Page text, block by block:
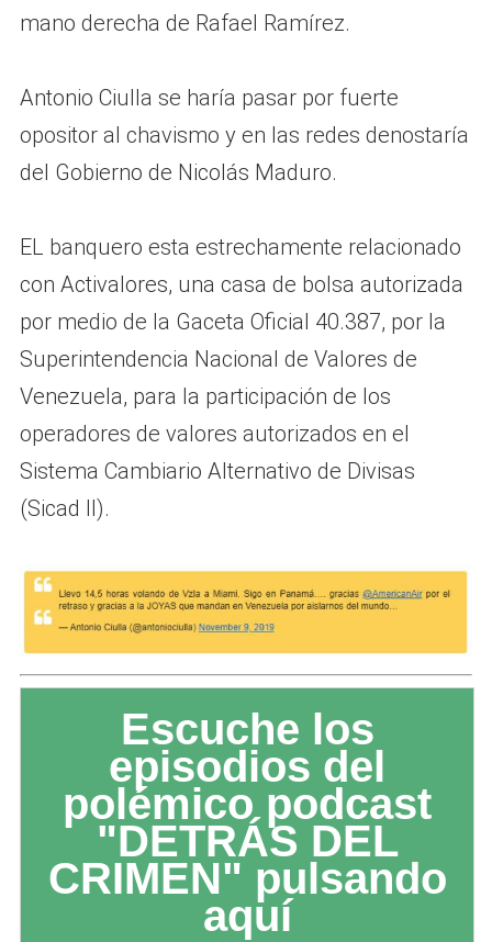
mano derecha de Rafael Ramírez.
Antonio Ciulla se haría pasar por fuerte
opositor al chavismo y en las redes denostaría
del Gobierno de Nicolás Maduro.
EL banquero esta estrechamente relacionado
con Activalores, una casa de bolsa autorizada
por medio de la Gaceta Oficial 40.387, por la
Superintendencia Nacional de Valores de
Venezuela, para la participación de los
operadores de valores autorizados en el
Sistema Cambiario Alternativo de Divisas
(Sicad II).
Escuche los
episodios del
polémico podcast
"DETRÁS DEL
CRIMEN" pulsando
aquí